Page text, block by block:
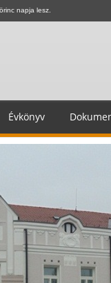
napja lesz.
Évkönyv